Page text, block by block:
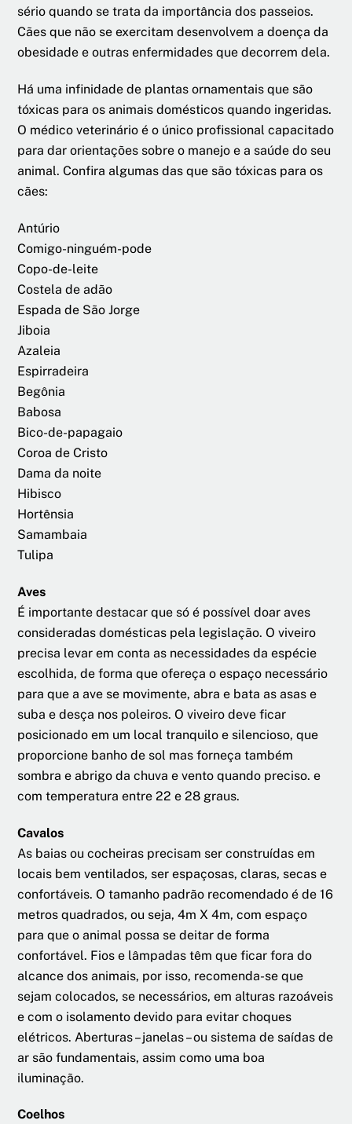
sério quando se trata da importância dos passeios.
Cães que não se exercitam desenvolvem a doença da
obesidade e outras enfermidades que decorrem dela.
Há uma infinidade de plantas ornamentais que são
tóxicas para os animais domésticos quando ingeridas.
O médico veterinário é o único profissional capacitado
para dar orientações sobre o manejo e a saúde do seu
animal. Confira algumas das que são tóxicas para os
cães:
Antúrio
Comigo-ninguém-pode
Copo-de-leite
Costela de adão
Espada de São Jorge
Jiboia
Azaleia
Espirradeira
Begônia
Babosa
Bico-de-papagaio
Coroa de Cristo
Dama da noite
Hibisco
Hortênsia
Samambaia
Tulipa
Aves
É importante destacar que só é possível doar aves
consideradas domésticas pela legislação. O viveiro
precisa levar em conta as necessidades da espécie
escolhida, de forma que ofereça o espaço necessário
para que a ave se movimente, abra e bata as asas e
suba e desça nos poleiros. O viveiro deve ficar
posicionado em um local tranquilo e silencioso, que
proporcione banho de sol mas forneça também
sombra e abrigo da chuva e vento quando preciso. e
com temperatura entre 22 e 28 graus.
Cavalos
As baias ou cocheiras precisam ser construídas em
locais bem ventilados, ser espaçosas, claras, secas e
confortáveis. O tamanho padrão recomendado é de 16
metros quadrados, ou seja, 4m X 4m, com espaço
para que o animal possa se deitar de forma
confortável. Fios e lâmpadas têm que ficar fora do
alcance dos animais, por isso, recomenda-se que
sejam colocados, se necessários, em alturas razoáveis
e com o isolamento devido para evitar choques
elétricos. Aberturas – janelas – ou sistema de saídas de
ar são fundamentais, assim como uma boa
iluminação.
Coelhos